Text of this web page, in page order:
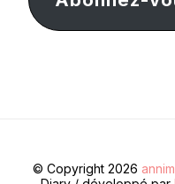
© Copyright 2026